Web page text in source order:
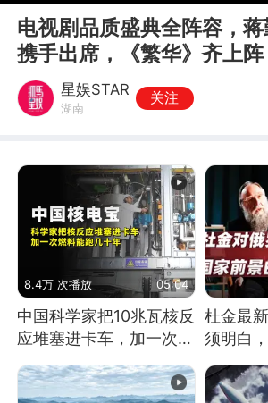
电视剧品质盛典全阵容，
携手出席，《繁华》齐上阵
星娱STAR
湖南
关注
8.4万 次播放 05:04
中国科学家把10兆瓦核反
应堆塞进卡车，加一次燃
料能跑几十年
杜金最
须明白
要么俄